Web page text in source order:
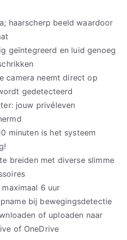
haarscherp beeld waardoor
geïntegreerd en luid genoeg
camera neemt direct op
gedetecteerd
jouw privéleven
minuten is het systeem
breiden met diverse slimme
6 uur
bij bewegingsdetectie
of uploaden naar
of OneDrive